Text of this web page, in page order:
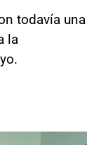
todavía una
la